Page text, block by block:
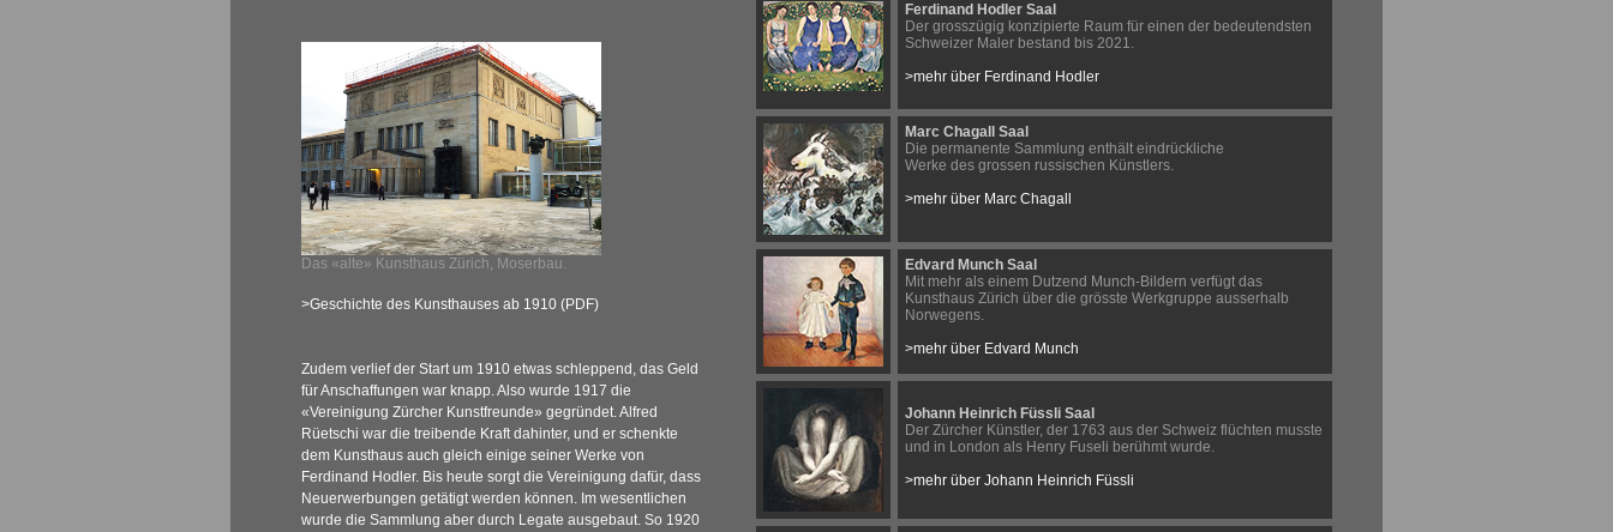
Das «alte» Kunsthaus Zürich, Moserbau.
>Geschichte des Kunsthauses ab 1910 (PDF)
Zudem verlief der Start um 1910 etwas schleppend, das Geld
für Anschaffungen war knapp. Also wurde 1917 die
«Vereinigung Zürcher Kunstfreunde» gegründet. Alfred
Rüetschi war die treibende Kraft dahinter, und er schenkte
dem Kunsthaus auch gleich einige seiner Werke von
Ferdinand Hodler. Bis heute sorgt die Vereinigung dafür, dass
Neuerwerbungen getätigt werden können. Im wesentlichen
wurde die Sammlung aber durch Legate ausgebaut. So 1920
Ferdinand Hodler Saal
Der grosszügig konzipierte Raum für einen der bedeutendsten
Schweizer Maler bestand bis 2021.
>mehr über Ferdinand Hodler
Marc Chagall Saal
Die permanente Sammlung enthält eindrückliche
Werke des grossen russischen Künstlers.
>mehr über Marc Chagall
Edvard Munch Saal
Mit mehr als einem Dutzend Munch-Bildern verfügt das
Kunsthaus Zürich über die grösste Werkgruppe ausserhalb
Norwegens.
>mehr über Edvard Munch
Johann Heinrich Füssli Saal
Der Zürcher Künstler, der 1763 aus der Schweiz flüchten musste
und in London als Henry Fuseli berühmt wurde.
>mehr über Johann Heinrich Füssli